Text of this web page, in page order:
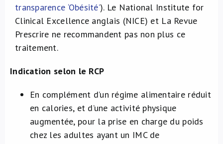
transparence ‘Obésité’). Le National Institute for
Clinical Excellence anglais (NICE) et La Revue
Prescrire ne recommandent pas non plus ce
traitement.
Indication selon le RCP
En complément d’un régime alimentaire réduit
en calories, et d’une activité physique
augmentée, pour la prise en charge du poids
chez les adultes ayant un IMC de